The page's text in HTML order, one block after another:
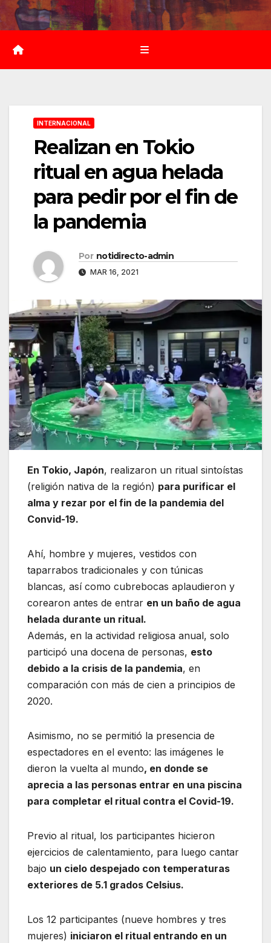
Saltar
al
contenido
INTERNACIONAL
Realizan en Tokio
ritual en agua helada
para pedir por el fin de
la pandemia
Por notidirecto-admin
MAR 16, 2021
En Tokio, Japón, realizaron un ritual sintoístas
(religión nativa de la región) para purificar el
alma y rezar por el fin de la pandemia del
Convid-19.
Ahí, hombre y mujeres, vestidos con
taparrabos tradicionales y con túnicas
blancas, así como cubrebocas aplaudieron y
corearon antes de entrar en un baño de agua
helada durante un ritual.
Además, en la actividad religiosa anual, solo
participó una docena de personas, esto
debido a la crisis de la pandemia, en
comparación con más de cien a principios de
2020.
Asimismo, no se permitió la presencia de
espectadores en el evento: las imágenes le
dieron la vuelta al mundo, en donde se
aprecia a las personas entrar en una piscina
para completar el ritual contra el Covid-19.
Previo al ritual, los participantes hicieron
ejercicios de calentamiento, para luego cantar
bajo un cielo despejado con temperaturas
exteriores de 5.1 grados Celsius.
Los 12 participantes (nueve hombres y tres
mujeres) iniciaron el ritual entrando en un